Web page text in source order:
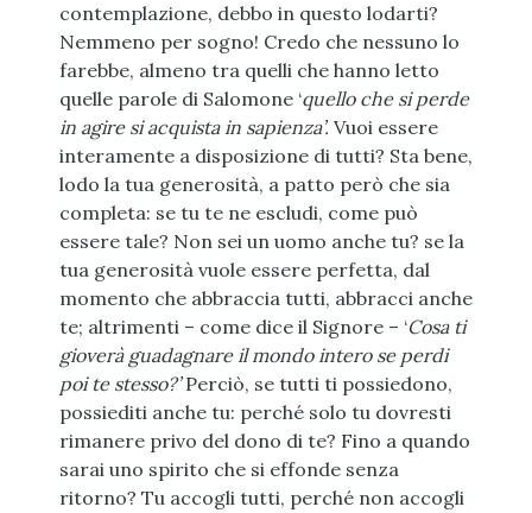
contemplazione, debbo in questo lodarti?
Nemmeno per sogno! Credo che nessuno lo
farebbe, almeno tra quelli che hanno letto
quelle parole di Salomone ‘quello che si perde
in agire si acquista in sapienza’. Vuoi essere
interamente a disposizione di tutti? Sta bene,
lodo la tua generosità, a patto però che sia
completa: se tu te ne escludi, come può
essere tale? Non sei un uomo anche tu? se la
tua generosità vuole essere perfetta, dal
momento che abbraccia tutti, abbracci anche
te; altrimenti – come dice il Signore – ‘Cosa ti
gioverà guadagnare il mondo intero se perdi
poi te stesso?’Perciò, se tutti ti possiedono,
possiediti anche tu: perché solo tu dovresti
rimanere privo del dono di te? Fino a quando
sarai uno spirito che si effonde senza
ritorno? Tu accogli tutti, perché non accogli